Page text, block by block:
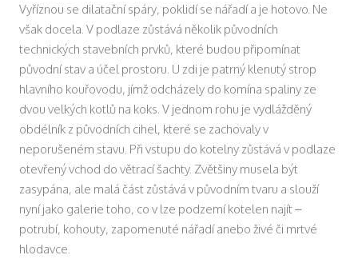
Vyříznou se dilatační spáry, poklidí se nářadí a je hotovo. Ne
však docela. V podlaze zůstává několik původních
technických stavebních prvků, které budou připomínat
původní stav a účel prostoru. U zdi je patrný klenutý strop
hlavního kouřovodu, jímž odcházely do komína spaliny ze
dvou velkých kotlů na koks. V jednom rohu je vydlážděný
obdélník z původních cihel, které se zachovaly v
neporušeném stavu. Při vstupu do kotelny zůstává v podlaze
otevřený vchod do větrací šachty. Zvětšiny musela být
zasypána, ale malá část zůstává v původním tvaru a slouží
nyní jako galerie toho, co v lze podzemí kotelen najít –
potrubí, kohouty, zapomenuté nářadí anebo živé či mrtvé
hlodavce.